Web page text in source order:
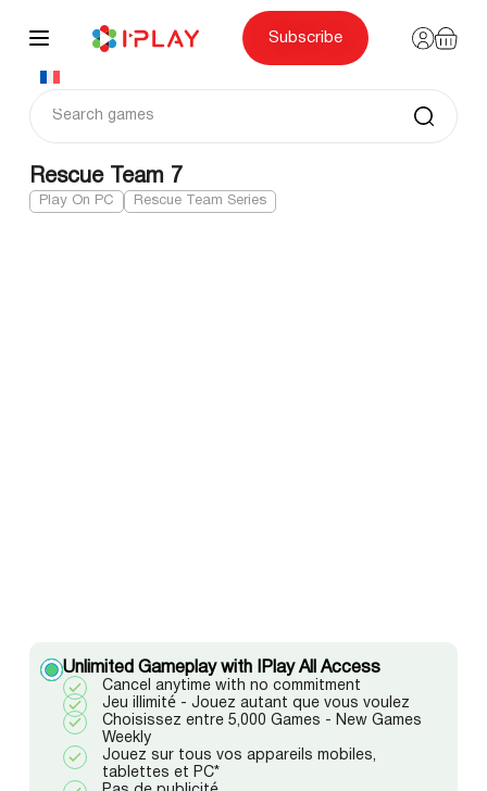
content
Subscribe
Rescue Team 7
Play On PC Rescue Team Series
Unlimited Gameplay with IPlay All Access
Cancel anytime with no commitment
Jeu illimité - Jouez autant que vous voulez
Choisissez entre 5,000 Games - New Games
Weekly
Jouez sur tous vos appareils mobiles,
tablettes et PC*